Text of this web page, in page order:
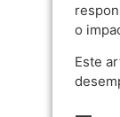
o
Este